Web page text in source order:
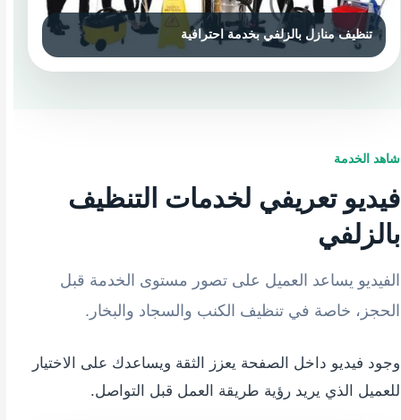
شاهد الخدمة
فيديو تعريفي لخدمات التنظيف
بالزلفي
الفيديو يساعد العميل على تصور مستوى الخدمة قبل
الحجز، خاصة في تنظيف الكنب والسجاد والبخار.
وجود فيديو داخل الصفحة يعزز الثقة ويساعدك على الاختيار
للعميل الذي يريد رؤية طريقة العمل قبل التواصل.